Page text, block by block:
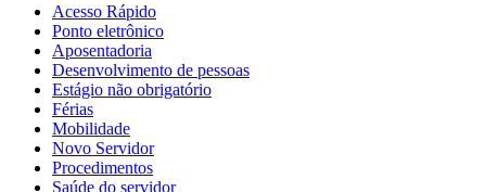
Acesso Rápido
Ponto eletrônico
Aposentadoria
Desenvolvimento de pessoas
Estágio não obrigatório
Férias
Mobilidade
Novo Servidor
Procedimentos
Saúde do servidor